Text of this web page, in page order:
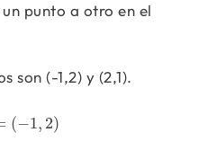
punto a otro en el
son (-1,2) y (2,1).
(−1, 2)
− 2